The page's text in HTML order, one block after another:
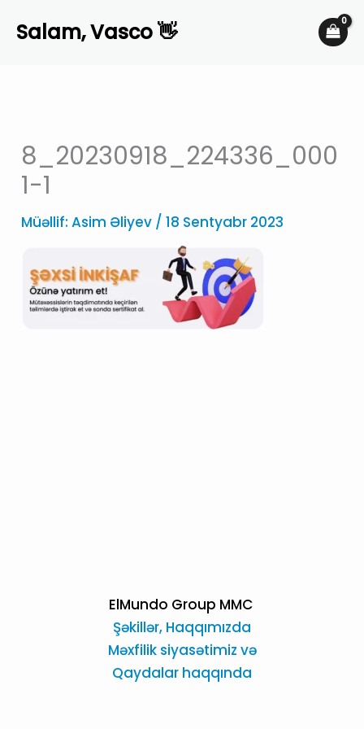
Salam, Vasco 👋
8_20230918_224336_000
1-1
Müəllif:Asim Əliyev /18 Sentyabr 2023
ElMundo Group MMC
Şəkillər, Haqqımızda
Məxfilik siyasətimiz və
Qaydalar haqqında